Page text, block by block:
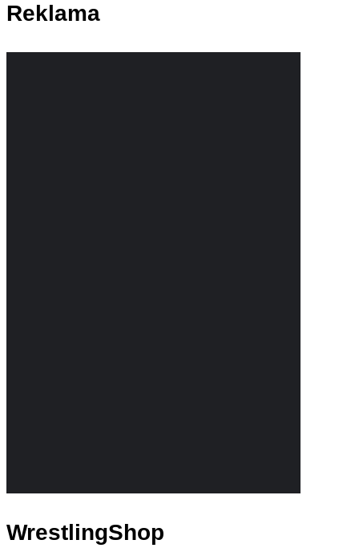
Reklama
WrestlingShop